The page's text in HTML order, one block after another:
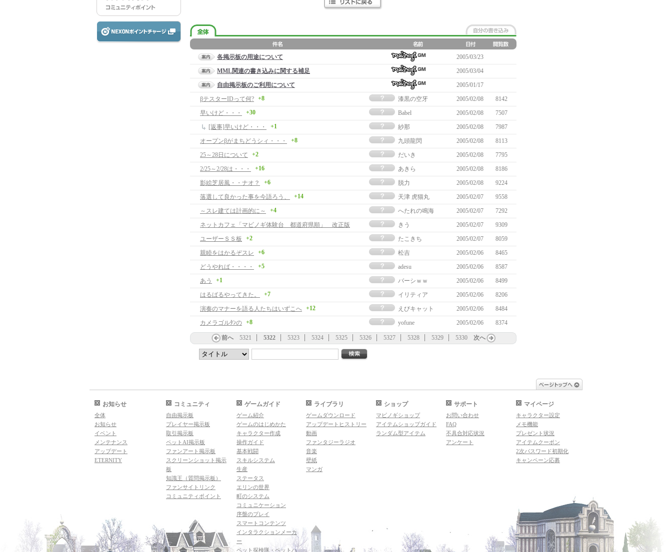
各掲示板の用途について
2005/03/23
MML関連の書き込みに関する補足
2005/03/04
自由掲示板のご利用について
2005/01/17
βテスターIDって何? +8 漆黒の空牙 2005/02/08
8142
早いけど・・・
+30 Babel 2005/02/08
7507
[返事]早いけど・・・
+1 紗那 2005/02/08
7987
オープンβがまちどうシィ・・・
+8 九頭龍閃 2005/02/08
8113
25～28日について
+2 だいき 2005/02/08
7795
2/25～2/28は・・・
+16 あきら 2005/02/08
8186
影絵芝居風・・ナオ？
+6 脱力 2005/02/08
9224
落選して良かった事を今語ろう、
+14 天津 虎猫丸 2005/02/07
9558
～スレ建ては計画的に～
+4 へたれの鳴海 2005/02/07
7292
ネットカフェ「マビノギ体験台 都道府県順」 改正版
きう 2005/02/07
9309
ユーザーＳＳ板
+2 たこきち 2005/02/07
8059
親睦をはかるぞスレ
+6 松吉 2005/02/06
8465
どうやれば・・・・
+5 adesu 2005/02/06
8587
あう
+1 バーシｗｗ 2005/02/06
8499
はるばるやってきた。
+7 イリティア 2005/02/06
8206
演奏のマナーを語る人たちはいずこへ +12 えびキャット 2005/02/06
8484
カメラゴルﾀﾝの +8 yofune 2005/02/06 8374
前へ 5321 5322 5323 5324 5325 5326 5327 5328 5329 5330 次へ
お知らせ
全体
お知らせ
イベント
メンテナンス
アップデート
ETERNITY
コミュニティ
自由掲示板
プレイヤー掲示板
取引掲示板
ペットAI掲示板
ファンアート掲示板
スクリーンショット掲示
板
知識王（質問掲示板）
ファンサイトリンク
コミュニティポイント
ゲームガイド
ゲーム紹介
ゲームのはじめかた
キャラクター作成
操作ガイド
基本戦闘
スキルシステム
生産
ステータス
エリンの世界
町のシステム
コミュニケーション
序盤のプレイ
スマートコンテンツ
インタラクションメーカ
ー
ペット探検隊・ペットハ
ライブラリ
ゲームダウンロード
アップデートヒストリー
動画
ファンタジーラジオ
音楽
壁紙
マンガ
ショップ
マビノギショップ
アイテムショップガイド
ランダム型アイテム
サポート
お問い合わせ
FAQ
不具合対応状況
アンケート
マイページ
キャラクター設定
メモ機能
プレゼント状況
アイテムクーポン
2次パスワード初期化
キャンペーン応募